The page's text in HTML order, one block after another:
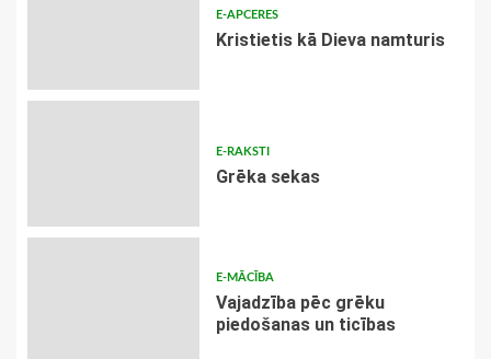
E-APCERES
Kristietis kā Dieva namturis
E-RAKSTI
Grēka sekas
E-MĀCĪBA
Vajadzība pēc grēku
piedošanas un ticības